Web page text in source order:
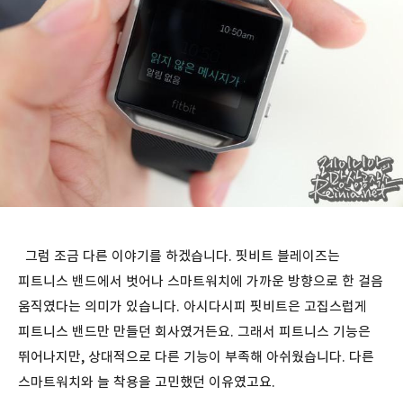
그럼 조금 다른 이야기를 하겠습니다. 핏비트 블레이즈는
피트니스 밴드에서 벗어나 스마트워치에 가까운 방향으로 한 걸음
움직였다는 의미가 있습니다. 아시다시피 핏비트은 고집스럽게
피트니스 밴드만 만들던 회사였거든요. 그래서 피트니스 기능은
뛰어나지만, 상대적으로 다른 기능이 부족해 아쉬웠습니다. 다른
스마트워치와 늘 착용을 고민했던 이유였고요.